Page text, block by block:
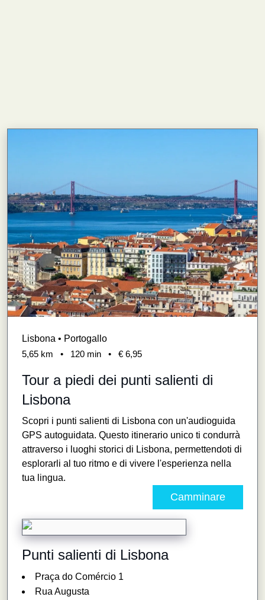
Lisbona • Portogallo
5,65 km • 120 min • € 6,95
Tour a piedi dei punti salienti di
Lisbona
Scopri i punti salienti di Lisbona con un'audioguida
GPS autoguidata. Questo itinerario unico ti condurrà
attraverso i luoghi storici di Lisbona, permettendoti di
esplorarli al tuo ritmo e di vivere l'esperienza nella
tua lingua.
Camminare
Punti salienti di Lisbona
Praça do Comércio 1
Rua Augusta